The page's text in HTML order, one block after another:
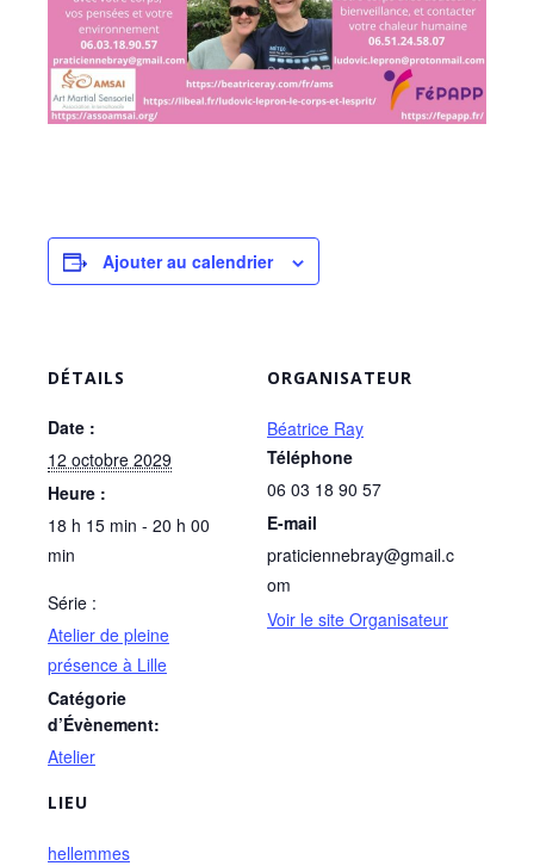
Ajouter au calendrier
DÉTAILS
Date :
12 octobre 2029
Heure :
18 h 15 min - 20 h 00
min
Série :
Atelier de pleine
présence à Lille
Catégorie
d’Évènement:
Atelier
LIEU
hellemmes
ORGANISATEUR
Béatrice Ray
Téléphone
06 03 18 90 57
E-mail
praticiennebray@gmail.c
om
Voir le site Organisateur